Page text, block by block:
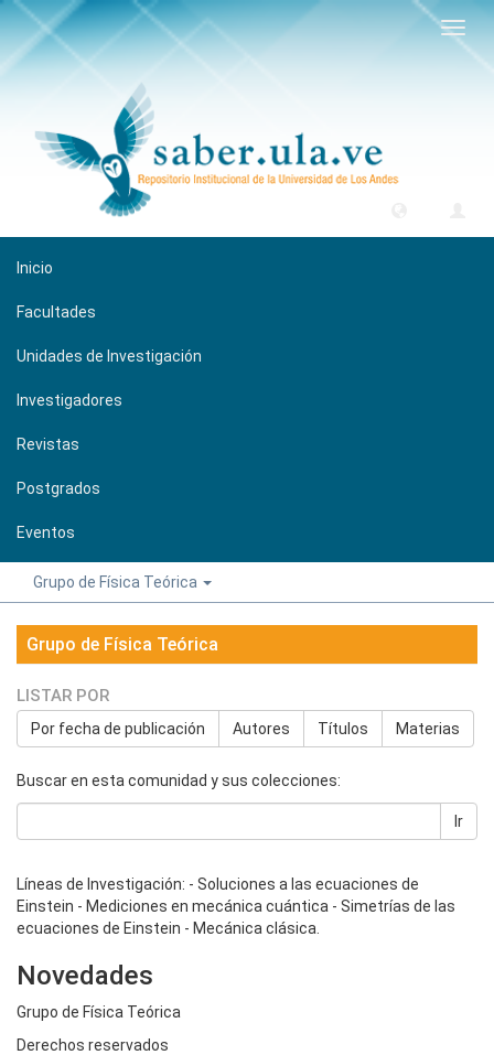
Inicio
Facultades
Unidades de Investigación
Investigadores
Revistas
Postgrados
Eventos
Grupo de Física Teórica
Grupo de Física Teórica
LISTAR POR
Por fecha de publicación Autores Títulos Materias
Buscar en esta comunidad y sus colecciones:
Ir
Líneas de Investigación: - Soluciones a las ecuaciones de
Einstein - Mediciones en mecánica cuántica - Simetrías de las
ecuaciones de Einstein - Mecánica clásica.
Novedades
Grupo de Física Teórica
Derechos reservados